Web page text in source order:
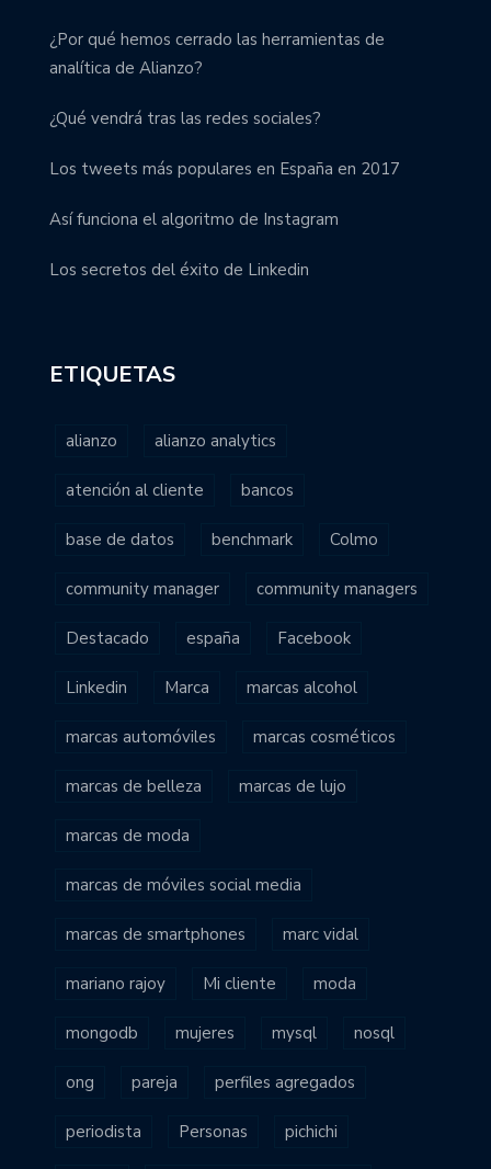
¿Por qué hemos cerrado las herramientas de
analítica de Alianzo?
¿Qué vendrá tras las redes sociales?
Los tweets más populares en España en 2017
Así funciona el algoritmo de Instagram
Los secretos del éxito de Linkedin
ETIQUETAS
alianzo alianzo analytics
atención al cliente bancos
base de datos benchmark Colmo
community manager community managers
Destacado españa Facebook
Linkedin Marca marcas alcohol
marcas automóviles marcas cosméticos
marcas de belleza marcas de lujo
marcas de moda
marcas de móviles social media
marcas de smartphones marc vidal
mariano rajoy Mi cliente moda
mongodb mujeres mysql nosql
ong pareja perfiles agregados
periodista Personas pichichi